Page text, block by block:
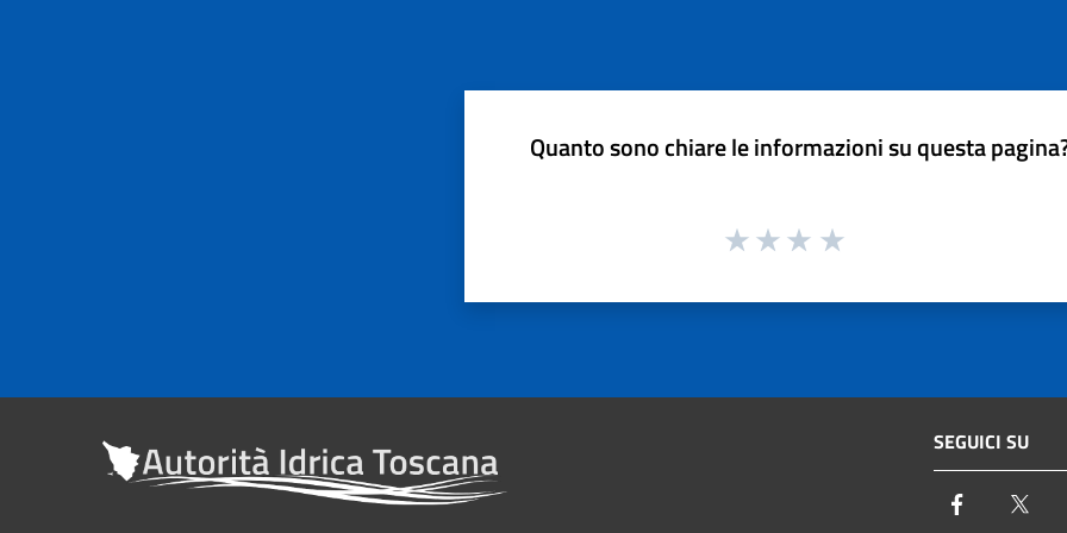
Quanto sono chiare le informazioni su questa
SEGUICI SU
Facebook